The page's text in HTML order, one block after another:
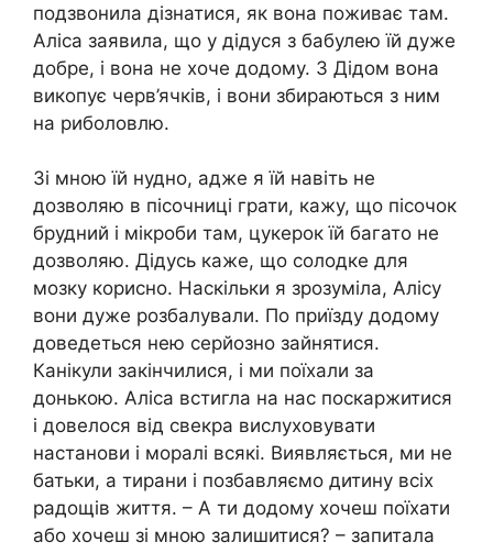
подзвонила дізнатися, як вона поживає там.
Аліса заявила, що у дідуся з бабулею їй дуже
добре, і вона не хоче додому. З Дідом вона
викопує черв’ячків, і вони збираються з ним
на риболовлю.
Зі мною їй нудно, адже я їй навіть не
дозволяю в пісочниці грати, кажу, що пісочок
брудний і мікроби там, цукерок їй багато не
дозволяю. Дідусь каже, що солодке для
мозку корисно. Наскільки я зрозуміла, Алісу
вони дуже розбалували. По приїзду додому
доведеться нею серйозно зайнятися.
Канікули закінчилися, і ми поїхали за
донькою. Аліса встигла на нас поскаржитися
і довелося від свекра вислуховувати
настанови і моралі всякі. Виявляється, ми не
батьки, а тирани і позбавляємо дитину всіх
радощів життя. – А ти додому хочеш поїхати
або хочеш зі мною залишитися? – запитала